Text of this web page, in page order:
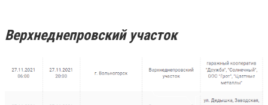
Верхнеднепровский участок